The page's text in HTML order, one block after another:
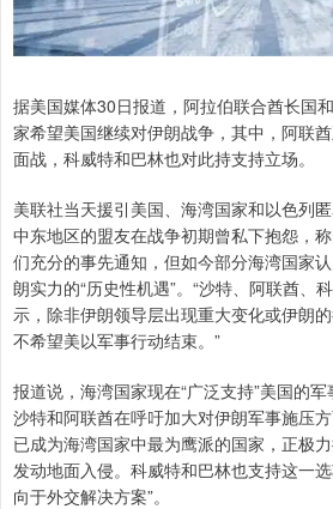
据美国媒体30日报道，阿拉伯联合酋长国
家希望美国继续对伊朗战争，其中，阿联
面战，科威特和巴林也对此持支持立场。
美联社当天援引美国、海湾国家和以色列
中东地区的盟友在战争初期曾私下抱怨，
们充分的事先通知，但如今部分海湾国家
朗实力的“历史性机遇”。“沙特、阿联酋、
示，除非伊朗领导层出现重大变化或伊朗
不希望美以军事行动结束。”
报道说，海湾国家现在“广泛支持”美国的军
沙特和阿联酋在呼吁加大对伊朗军事施压
已成为海湾国家中最为鹰派的国家，正极
发动地面入侵。科威特和巴林也支持这一
向于外交解决方案”。